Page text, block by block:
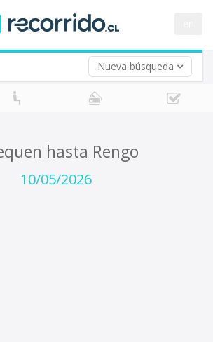
Nueva búsqueda
(opcional)
hasta Rengo
10/05/2026